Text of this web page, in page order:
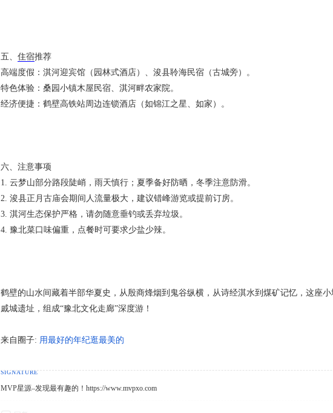
五、 住宿推荐
高端度假：淇河迎宾馆（园林式酒店）、浚县聆海民宿（古城旁）。
特色体验：桑园小镇木屋民宿、淇河畔农家院。
经济便捷：鹤壁高铁站周边连锁酒店（如锦江之星、如家）。
六、注意事项
1. 云梦山部分路段陡峭，雨天慎行；夏季备好防晒，冬季注意防滑。
2. 浚县正月古庙会期间人流量极大，建议错峰游览或提前订房。
3. 淇河生态保护严格，请勿随意垂钓或丢弃垃圾。
4. 豫北菜口味偏重，点餐时可要求少盐少辣。
鹤壁的山水间藏着半部华夏史，从殷商烽烟到鬼谷纵横，从诗经淇水到煤矿记忆，这座
戚城遗址，组成“豫北文化走廊”深度游！
来自圈子: 用最好的年纪逛最美的
MVP星源–发现最有趣的！https://www.mvpxo.com